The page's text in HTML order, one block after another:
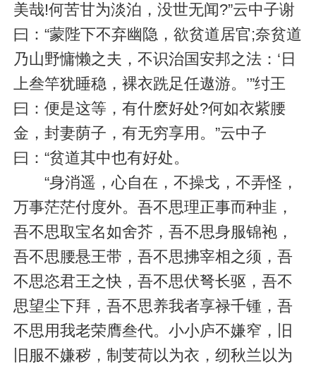
美哉!何苦甘为淡泊，没世无闻?”云中子谢
曰：“蒙陛下不弃幽隐，欲贫道居官;奈贫道
乃山野慵懒之夫，不识治国安邦之法：‘日
上叁竿犹睡稳，裸衣跣足任遨游。’”纣王
曰：便是这等，有什麽好处?何如衣紫腰
金，封妻荫子，有无穷享用。”云中子
曰：“贫道其中也有好处。
“身消遥，心自在，不操戈，不弄怪，
万事茫茫付度外。吾不思理正事而种韭，
吾不思取宝名如舍芥，吾不思身服锦袍，
吾不思腰悬王带，吾不思拂宰相之须，吾
不思恣君王之快，吾不思伏弩长驱，吾不
思望尘下拜，吾不思养我者享禄千锺，吾
不思用我老荣膺叁代。小小庐不嫌窄，旧
旧服不嫌秽，制芰荷以为衣，纫秋兰以为